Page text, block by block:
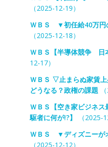
（2025-12-19）
ＷＢＳ ▼初任給40万円
（2025-12-18）
ＷＢＳ【半導体競争 日
12-17）
ＷＢＳ ▽止まらぬ家賃
どうなる？政権の課題
ＷＢＳ【空き家ビジネ
駆者に何が!?】
（2025-
ＷＢＳ ▼ディズニーが
（2025-12-12）